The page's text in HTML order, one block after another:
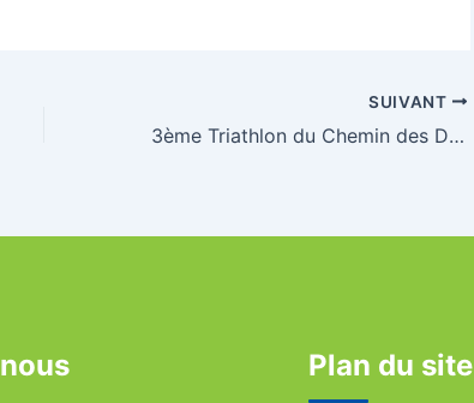
SUIVANT
3ème Triathlon du Chemin des Dames : quelle belle bataille !
Plan du site